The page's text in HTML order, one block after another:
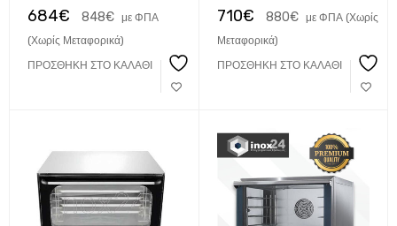
684€ 848€ με ΦΠΑ
(Χωρίς Μεταφορικά)
ΠΡΟΣΘΉΚΗ ΣΤΟ ΚΑΛΆΘΙ
710€ 880€
με ΦΠΑ (Χωρίς
Μεταφορικά)
ΠΡΟΣΘΉΚΗ ΣΤΟ ΚΑΛΆΘΙ